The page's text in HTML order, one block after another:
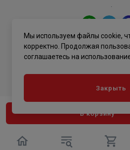
В корзину
.
Политика
Мы используем файлы cookie,
корректно. Продолжая
соглашаетесь на
Закрыть